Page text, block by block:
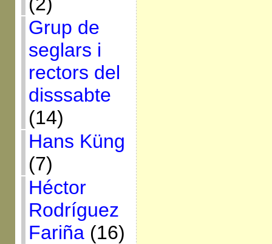
Grup de
seglars i
rectors del
disssabte
(14)
Hans Küng
(7)
Héctor
Rodríguez
Fariña(16)